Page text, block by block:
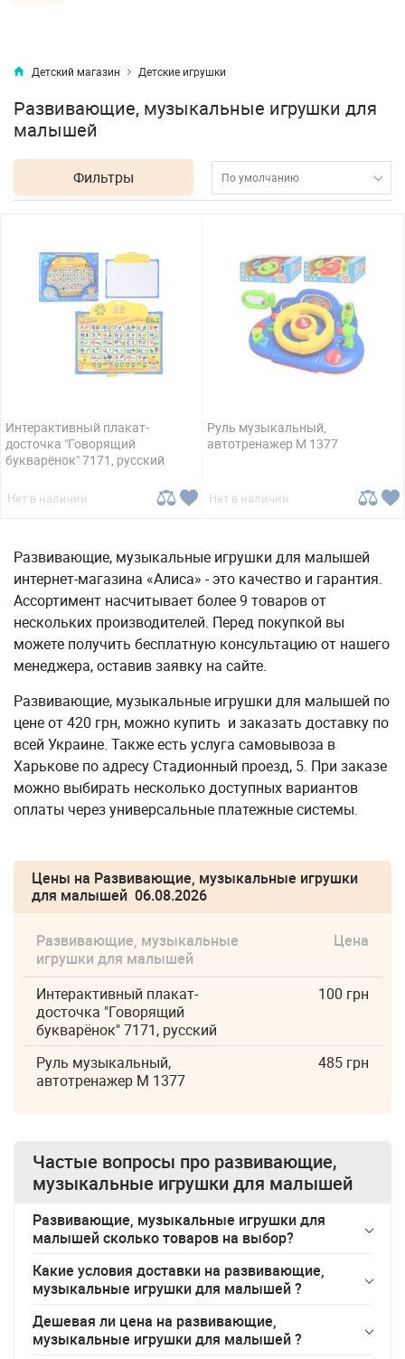
Детский магазин Детские игрушки
Развивающие, музыкальные игрушки для
малышей
Фильтры По умолчанию
Интерактивный плакат-
досточка "Говорящий
букварёнок" 7171, русский
Нет в наличии
Руль музыкальный,
автотренажер M 1377
Нет в наличии
Развивающие, музыкальные игрушки для малышей
интернет-магазина «Алиса» - это качество и гарантия.
Ассортимент насчитывает более 9 товаров от
нескольких производителей. Перед покупкой вы
можете получить бесплатную консультацию от нашего
менеджера, оставив заявку на сайте.
Развивающие, музыкальные игрушки для малышей по
цене от 420 грн, можно купить и заказать доставку по
всей Украине. Также есть услуга самовывоза в
Харькове по адресу Стадионный проезд, 5. При заказе
можно выбирать несколько доступных вариантов
оплаты через универсальные платежные системы.
Цены на Развивающие, музыкальные игрушки
для малышей 06.08.2026
Развивающие, музыкальные
игрушки для малышей
Цена
Интерактивный плакат-
досточка "Говорящий
букварёнок" 7171, русский
100 грн
Руль музыкальный,
автотренажер M 1377
485 грн
Частые вопросы про развивающие,
музыкальные игрушки для малышей
Развивающие, музыкальные игрушки для
малышей сколько товаров на выбор?
Какие условия доставки на развивающие,
музыкальные игрушки для малышей?
Дешевая ли цена на развивающие,
музыкальные игрушки для малышей?